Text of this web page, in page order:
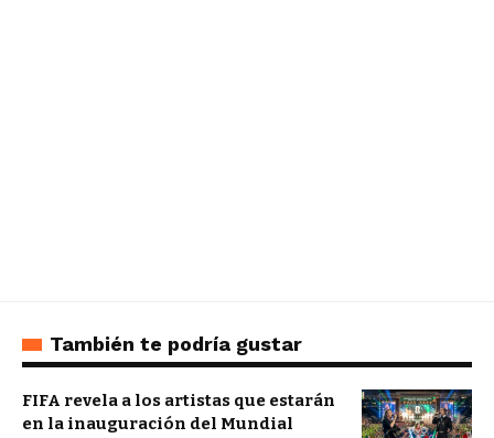
También te podría gustar
FIFA revela a los artistas que estarán
en la inauguración del Mundial